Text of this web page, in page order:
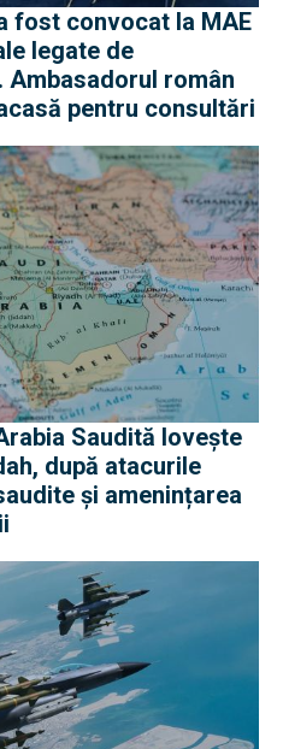
fost convocat la MAE
legate de
Ambasadorul român
pentru consultări
Saudită lovește
după atacurile
și amenințarea